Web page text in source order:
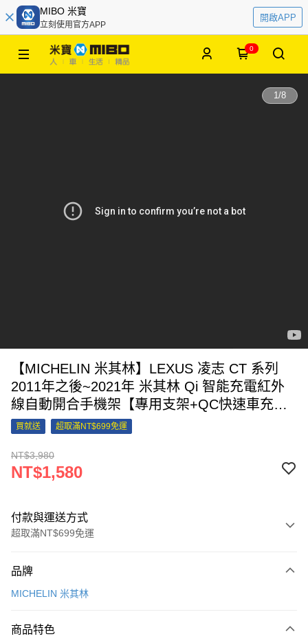
MIBO 米寶
立刻使用官方APP
開啟APP
0
1/8
【MICHELIN 米其林】LEXUS 凌志 CT 系列
2011年之後~2021年 米其林 Qi 智能充電紅外
線自動開合手機架【專用支架+QC快速車充】
ML89
買就送 超取滿NT$699免運
NT$3,980
NT$1,580
付款與運送方式
超取滿NT$699免運
信用卡一次付款
3 期 0 利率 每期
品牌
MICHELIN 米其林
商品特色